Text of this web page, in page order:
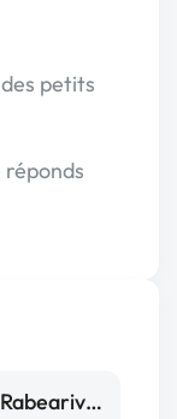
petits
réponds
Finoana Johann Howard Rabearivelo